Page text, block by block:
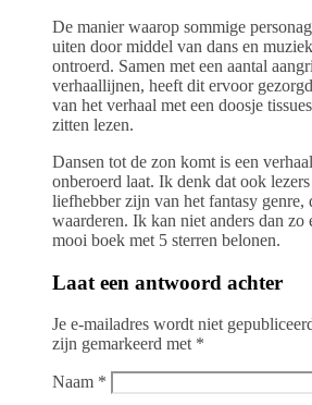
De manier waarop sommige
uiten door middel van dans en
ontroerd. Samen met een aantal
verhaallijnen, heeft dit ervoor
van het verhaal met een doosje
zitten lezen.
Dansen tot de zon komt is een
onberoerd laat. Ik denk dat ook
liefhebber zijn van het fantasy genre,
waarderen. Ik kan niet anders dan zo
mooi boek met 5 sterren belonen.
Laat een antwoord achter
Je e-mailadres wordt niet
zijn gemarkeerd met *
Naam *